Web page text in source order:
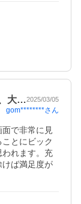
大…2025/03/05
gom********さん
で非常に見
とにビック
われます。充
ば満足度が